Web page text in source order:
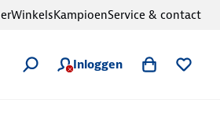
Inloggen
WinkelsKampioenService & contact